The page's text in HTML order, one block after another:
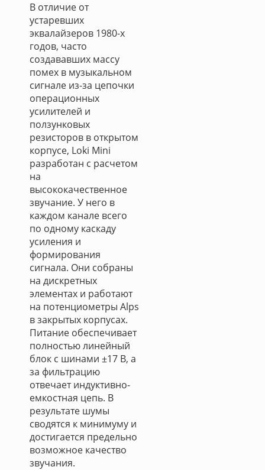
В отличие от
устаревших
эквалайзеров 1980-х
годов, часто
создававших массу
помех в музыкальном
сигнале из-за цепочки
операционных
усилителей и
ползунковых
резисторов в открытом
корпусе, Loki Mini
разработан с расчетом
на
высококачественное
звучание. У него в
каждом канале всего
по одному каскаду
усиления и
формирования
сигнала. Они собраны
на дискретных
элементах и работают
на потенциометры Alps
в закрытых корпусах.
Питание обеспечивает
полностью линейный
блок с шинами ±17 В, а
за фильтрацию
отвечает индуктивно-
емкостная цепь. В
результате шумы
сводятся к минимуму и
достигается предельно
возможное качество
звучания.